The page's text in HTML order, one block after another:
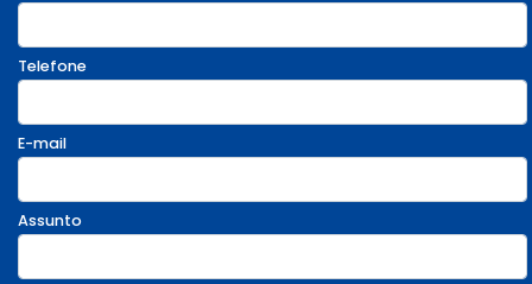
Telefone
E-mail
Assunto